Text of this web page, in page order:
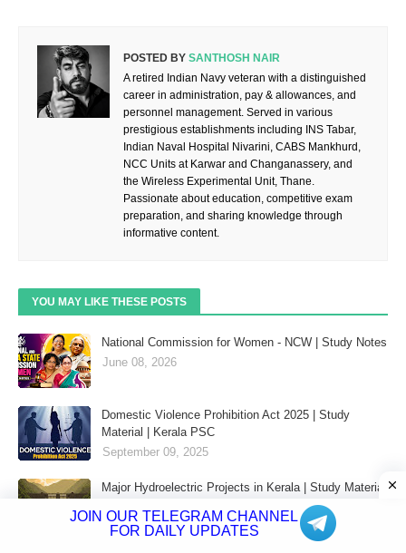
POSTED BY SANTHOSH NAIR
A retired Indian Navy veteran with a distinguished
career in administration, pay & allowances, and
personnel management. Served in various
prestigious establishments including INS Tabar,
Indian Naval Hospital Nivarini, CABS Mankhurd,
NCC Units at Karwar and Changanassery, and
the Wireless Experimental Unit, Thane.
Passionate about education, competitive exam
preparation, and sharing knowledge through
informative content.
YOU MAY LIKE THESE POSTS
National Commission for Women - NCW | Study Notes
June 08, 2026
Domestic Violence Prohibition Act 2025 | Study
Material | Kerala PSC
September 09, 2025
Major Hydroelectric Projects in Kerala | Study Material
August 28, 2025
JOIN OUR TELEGRAM CHANNEL
FOR DAILY UPDATES